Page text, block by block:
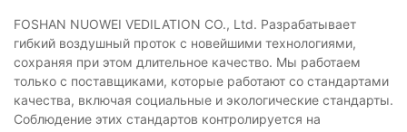
FOSHAN NUOWEI VEDILATION CO., Ltd. Разрабатывает
гибкий воздушный проток с новейшими технологиями,
сохраняя при этом длительное качество. Мы работаем
только с поставщиками, которые работают со стандартами
качества, включая социальные и экологические стандарты.
Соблюдение этих стандартов контролируется на